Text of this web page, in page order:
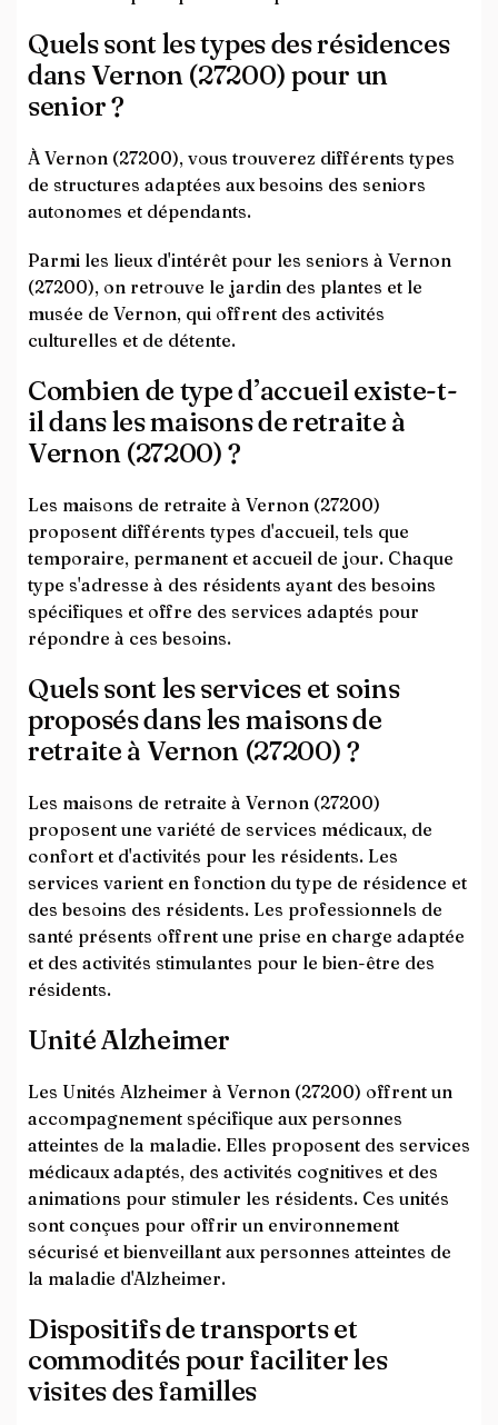
Quels sont les types des résidences
dans Vernon (27200) pour un
senior ?
À Vernon (27200), vous trouverez différents types
de structures adaptées aux besoins des seniors
autonomes et dépendants.
Parmi les lieux d'intérêt pour les seniors à Vernon
(27200), on retrouve le jardin des plantes et le
musée de Vernon, qui offrent des activités
culturelles et de détente.
Combien de type d’accueil existe-t-
il dans les maisons de retraite à
Vernon (27200) ?
Les maisons de retraite à Vernon (27200)
proposent différents types d'accueil, tels que
temporaire, permanent et accueil de jour. Chaque
type s'adresse à des résidents ayant des besoins
spécifiques et offre des services adaptés pour
répondre à ces besoins.
Quels sont les services et soins
proposés dans les maisons de
retraite à Vernon (27200) ?
Les maisons de retraite à Vernon (27200)
proposent une variété de services médicaux, de
confort et d'activités pour les résidents. Les
services varient en fonction du type de résidence et
des besoins des résidents. Les professionnels de
santé présents offrent une prise en charge adaptée
et des activités stimulantes pour le bien-être des
résidents.
Unité Alzheimer
Les Unités Alzheimer à Vernon (27200) offrent un
accompagnement spécifique aux personnes
atteintes de la maladie. Elles proposent des services
médicaux adaptés, des activités cognitives et des
animations pour stimuler les résidents. Ces unités
sont conçues pour offrir un environnement
sécurisé et bienveillant aux personnes atteintes de
la maladie d'Alzheimer.
Dispositifs de transports et
commodités pour faciliter les
visites des familles